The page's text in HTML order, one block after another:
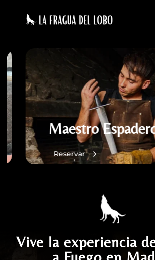
Maestro
Reservar
Vive la experiencia